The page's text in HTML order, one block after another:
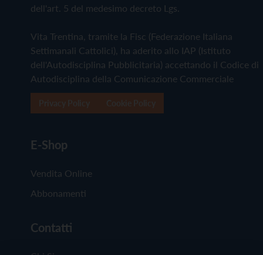
dell'art. 5 del medesimo decreto Lgs.
Vita Trentina, tramite la Fisc (Federazione Italiana
Settimanali Cattolici), ha aderito allo IAP (Istituto
dell'Autodisciplina Pubblicitaria) accettando il Codice di
Autodisciplina della Comunicazione Commerciale
E-Shop
Vendita Online
Abbonamenti
Contatti